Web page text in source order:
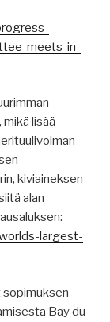
meets-in-
lisää
kiviaineksen
alan
largest-
sopimuksen
Bay du